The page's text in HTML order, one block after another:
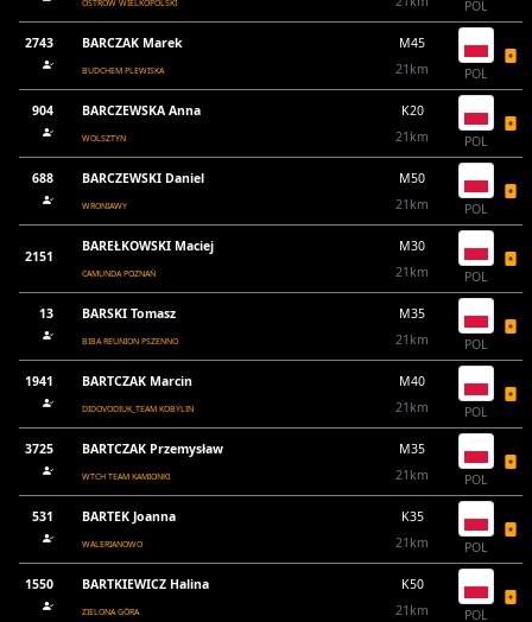
OSTRÓW WIELKOPOLSKI POL
2743 BARCZAK Marek
BUDCHEM PLEWISKA
M45
21km
POL
904 BARCZEWSKA Anna
WOLSZTYN
K20
21km
POL
688 BARCZEWSKI Daniel
WRONIAWY
M50
21km
POL
2151
BAREŁKOWSKI Maciej
CAMUNDA POZNAŃ
M30
21km
POL
13 BARSKI Tomasz
BIBA REUNION PSZENNO
M35
21km
POL
1941 BARTCZAK Marcin
DIDOVODIUK_TEAM KOBYLIN
M40
21km
POL
3725 BARTCZAK Przemysław
WTCH TEAM KAMIONKI
M35
21km
POL
531 BARTEK Joanna
WALERIANOWO
K35
21km
POL
1550 BARTKIEWICZ Halina
ZIELONA GÓRA
K50
21km
POL